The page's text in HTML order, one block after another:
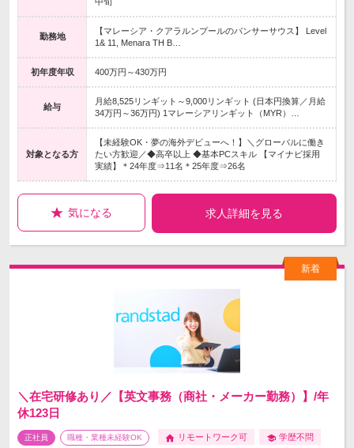
勤務地
【マレーシア・クアラルンプールのバンサーサウス】 Level
1& 11, Menara TH B…
初年度年収 400万円～430万円
給与
月給8,525リンギット～9,000リンギット (日本円換算／月給
34万円～36万円) 1マレーシアリンギット（MYR）…
対象となる方
【未経験OK・夢の海外デビューへ！】＼グローバルに働き
たい方歓迎／◆高卒以上 ◆基本PCスキル 【マイナビ採用
実績】＊24年度⇒11名＊25年度⇒26名
気になる 求人詳細を見る
＼在宅研修あり／【英文事務（商社・メーカー勤務）】/年
休123日
正社員 職種・業種未経験OK リモートワーク可 学歴不問